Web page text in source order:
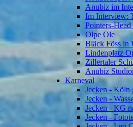
Anubiz im
Im Interview:
Pointers-
Olpe Ole
Bläck Föss in
Lindenplatz
Zillertaler
Anubiz
Karneval
Jecken - Köln
Jecken -
Jecken - KG
Jecken -